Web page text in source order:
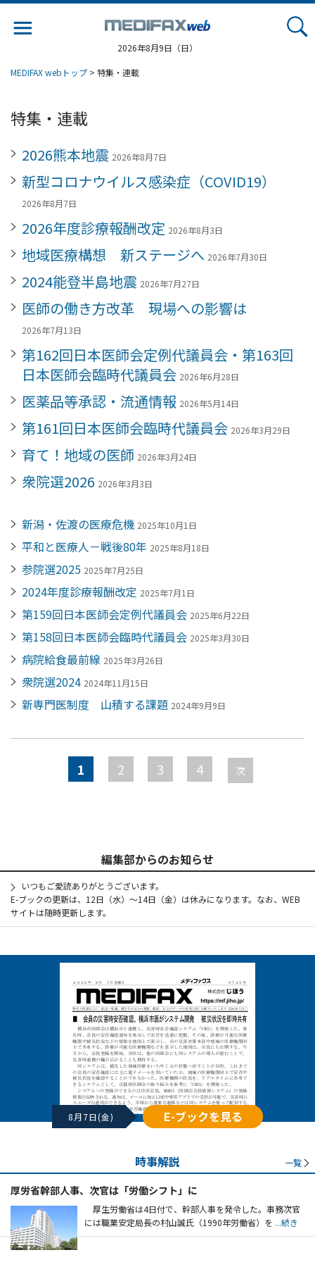
2026年8月9日（日）
MEDIFAX webトップ > 特集・連載
特集・連載
2026熊本地震 2026年8月7日
新型コロナウイルス感染症（COVID19）
2026年8月7日
2026年度診療報酬改定 2026年8月3日
地域医療構想 新ステージへ 2026年7月30日
2024能登半島地震 2026年7月27日
医師の働き方改革 現場への影響は
2026年7月13日
第162回日本医師会定例代議員会・第163回
日本医師会臨時代議員会 2026年6月28日
医薬品等承認・流通情報 2026年5月14日
第161回日本医師会臨時代議員会 2026年3月29日
育て！地域の医師 2026年3月24日
衆院選2026 2026年3月3日
新潟・佐渡の医療危機 2025年10月1日
平和と医療人－戦後80年 2025年8月18日
参院選2025 2025年7月25日
2024年度診療報酬改定 2025年7月1日
第159回日本医師会定例代議員会 2025年6月22日
第158回日本医師会臨時代議員会 2025年3月30日
病院給食最前線 2025年3月26日
衆院選2024 2024年11月15日
新専門医制度 山積する課題 2024年9月9日
1 2 3 4 次
編集部からのお知らせ
いつもご愛読ありがとうございます。
E-ブックの更新は、12日（水）～14日（金）は休みになります。なお、WEB
サイトは随時更新します。
8月7日(金) E-ブックを見る
時事解説 一覧
厚労省幹部人事、次官は「労働シフト」に
厚生労働省は4日付で、幹部人事を発令した。事務次官
には職業安定局長の村山誠氏（1990年労働省）を ...続き